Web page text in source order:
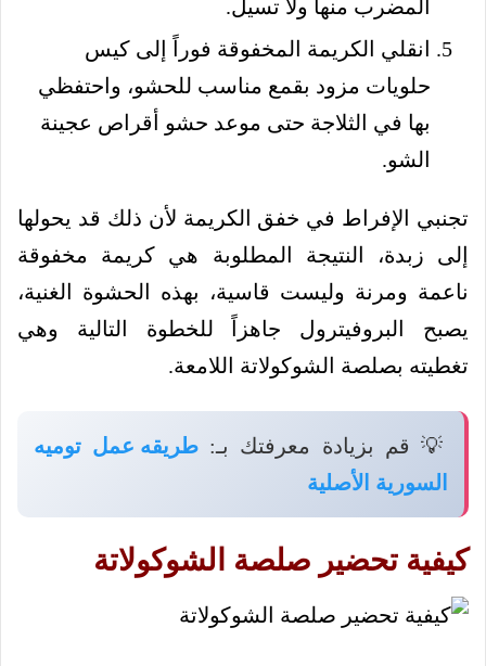
المضرب منها ولا تسيل.
انقلي الكريمة المخفوقة فوراً إلى كيس
حلويات مزود بقمع مناسب للحشو، واحتفظي
بها في الثلاجة حتى موعد حشو أقراص عجينة
الشو.
تجنبي الإفراط في خفق الكريمة لأن ذلك قد يحولها
إلى زبدة، النتيجة المطلوبة هي كريمة مخفوقة
ناعمة ومرنة وليست قاسية، بهذه الحشوة الغنية،
يصبح البروفيترول جاهزاً للخطوة التالية وهي
تغطيته بصلصة الشوكولاتة اللامعة.
💡 قم بزيادة معرفتك بـ: طريقه عمل توميه
السورية الأصلية
كيفية تحضير صلصة الشوكولاتة